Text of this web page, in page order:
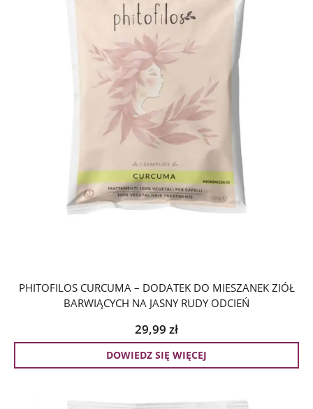
PHITOFILOS CURCUMA – DODATEK DO MIESZANEK ZIÓŁ
BARWIĄCYCH NA JASNY RUDY ODCIEŃ
29,99 zł
DOWIEDZ SIĘ WIĘCEJ